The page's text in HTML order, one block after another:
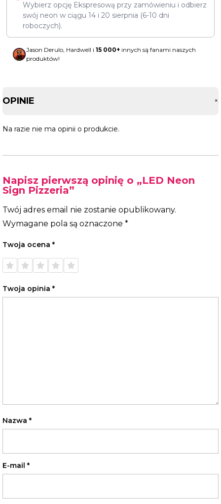
Wybierz opcję Ekspresową przy zamówieniu i odbierz
swój neon w ciągu 14 i 20 sierpnia (6-10 dni
roboczych).
Jason Derulo, Hardwell i 15 000+ innych są fanami naszych
produktów!
OPINIE +
Na razie nie ma opinii o produkcie.
Napisz pierwszą opinię o „LED Neon
Sign Pizzeria”
Twój adres email nie zostanie opublikowany.
Wymagane pola są oznaczone *
Twoja ocena *
1 z 5
gwiazdek
2 z 5
gwiazdek
3 z 5
gwiazdek
4 z 5
gwiazdek
5 z 5
gwiazdek
Twoja opinia *
Nazwa *
E-mail *